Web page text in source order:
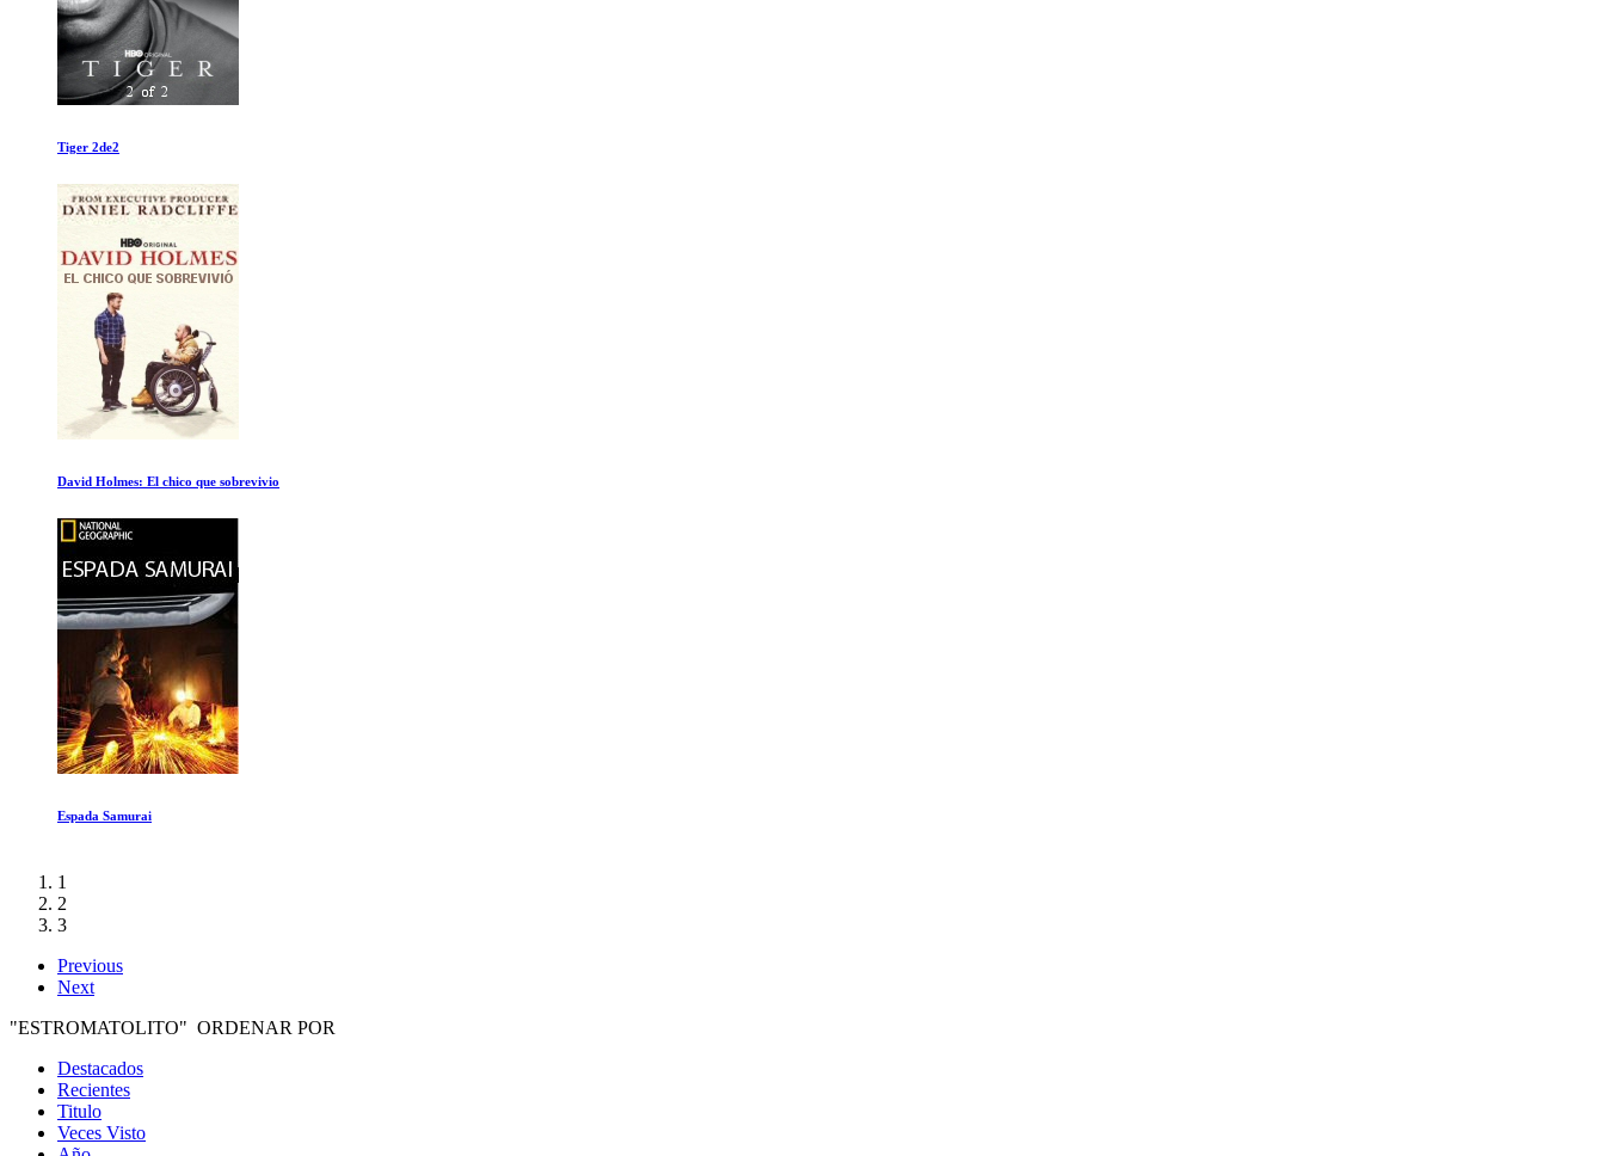
1
2
3
Previous
Next
"ESTROMATOLITO" ORDENAR POR
Destacados
Recientes
Titulo
Veces Visto